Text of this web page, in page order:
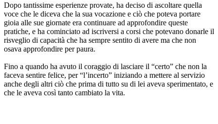
Dopo tantissime esperienze provate, ha deciso di ascoltare quella
voce che le diceva che la sua vocazione e ciò che poteva portare
gioia alle sue giornate era continuare ad approfondire queste
pratiche, e ha cominciato ad iscriversi a corsi che potevano donarle il
risveglio di capacità che ha sempre sentito di avere ma che non
osava approfondire per paura.
Fino a quando ha avuto il coraggio di lasciare il “certo” che non la
faceva sentire felice, per “l’incerto” iniziando a mettere al servizio
anche degli altri ciò che prima di tutto su di lei aveva sperimentato, e
che le aveva così tanto cambiato la vita.